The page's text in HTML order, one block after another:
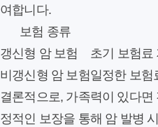
여합니다.
보험 종류
갱신형 암 보험
초기 보험료
비갱신형 암 보험일정한 보험
결론적으로, 가족력이 있다
정적인 보장을 통해 암 발병